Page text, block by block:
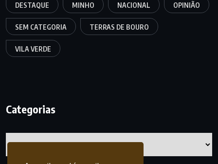
DESTAQUE MINHO NACIONAL OPINIÃO
SEM CATEGORIA TERRAS DE BOURO
VILA VERDE
Categorias